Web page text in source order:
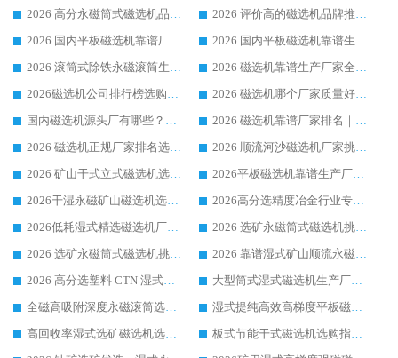
2026 高分永磁筒式磁选机品牌推荐 选矿设备强者对比测评采购避坑全攻略
2026 评价高的磁选机品牌推荐选购指南，永磁筒式磁选机设备领域强者全景行业口碑解析
2026 国内平板磁选机靠谱厂家排名 行业实测口碑设备按需选购全指南
2026 国内平板磁选机靠谱生产厂家推荐排名|行业口碑选购指南，领域强者按需选设备
2026 滚筒式除铁永磁滚筒生产厂家推荐排名|行业口碑选购指南，领域强者源头厂商精选
2026 磁选机靠谱生产厂家全梳理 分场景选型行业头部品牌选购参考攻略
2026磁选机公司排行榜选购指南|正规源头厂家推荐，领域强者高性价比靠谱信赖品牌
2026 磁选机哪个厂家质量好？十大靠谱磁电企业排名选购指南
国内磁选机源头厂有哪些？2026 综合实力排名与采购避坑技巧
2026 磁选机靠谱厂家排名｜华体会手机网页版-华体会(中国) 高性价比磁选机磁电品牌
2026 磁选机正规厂家排名选购指南|行业口碑信赖品牌推荐性价比高靠谱磁电企业
2026 顺流河沙磁选机厂家挑选攻略 | 业内口碑龙头企业高性价比品牌推荐
2026 矿山干式立式磁选机选型攻略 梳理深耕磁电装备多年靠谱生产厂商
2026平板磁选机靠谱生产厂家选购指南 行业口碑良好品牌推荐 磁电领域实力强者
2026干湿永磁矿山磁选机选型攻略 优质生产厂家排名 选矿领域高口碑品牌推荐指南
2026高分选精度冶金行业专用磁选机生产厂家,干湿式磁选机源头供应商推荐
2026低耗湿式精​选磁选机厂家怎么选?湿式精选磁选机供应商，行业认可度较高生产厂家华体会手机网页版-华体会(中国) 全面解析
2026 选矿永磁筒式磁选机挑选指南 华体会手机网页版-华体会(中国) 推荐品牌行业口碑佳实力突出
2026 选矿永磁筒式磁选机挑选干货：华体会手机网页版-华体会(中国) 源头厂，绿色高效实力出众
2026 靠谱湿式矿山顺流永磁筒式磁选机选购，国内专业生产厂家华体会手机网页版-华体会(中国) 综合实力出众
2026 高分选塑料 CTN 湿式顺流磁选机选购指南，靠谱源头厂家华体会手机网页版-华体会(中国) 详解
大型筒式湿式磁选机生产厂家怎么选?华体会手机网页版-华体会(中国) 设备口碑广受行业认可
全磁高吸附深度永磁滚筒选购指南 业内口碑稳定磁电设备生产厂家详细推荐
湿式提纯高效高梯度平板磁选机靠谱设备源头厂商华体会手机网页版-华体会(中国) 综合测评
高回收率湿式选矿磁选机选购指南 业内口碑磁电设备生产厂家实力解析
板式节能干式磁选机选购指南，源头生产厂家华体会手机网页版-华体会(中国) 综合实力可观